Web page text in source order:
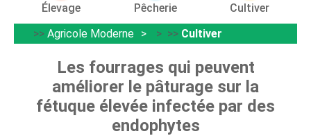
Élevage Pêcherie
Cultiver
>> Agricole Moderne > >> Cultiver
Les fourrages qui peuvent
améliorer le pâturage sur la
fétuque élevée infectée par des
endophytes